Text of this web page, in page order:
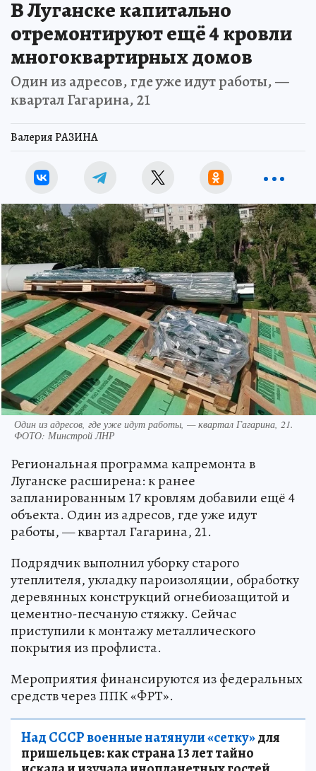
В Луганске капитально
отремонтируют ещё 4 кровли
многоквартирных домов
Один из адресов, где уже идут работы, —
квартал Гагарина, 21
Валерия РАЗИНА
Один из адресов, где уже идут работы, — квартал Гагарина, 21.
ФОТО: Минстрой ЛНР
Региональная программа капремонта в
Луганске расширена: к ранее
запланированным 17 кровлям добавили ещё 4
объекта. Один из адресов, где уже идут
работы, — квартал Гагарина, 21.
Подрядчик выполнил уборку старого
утеплителя, укладку пароизоляции, обработку
деревянных конструкций огнебиозащитой и
цементно-песчаную стяжку. Сейчас
приступили к монтажу металлического
покрытия из профлиста.
Мероприятия финансируются из федеральных
средств через ППК «ФРТ».
Над СССР военные натянули «сетку»для
пришельцев: как страна 13 лет тайно